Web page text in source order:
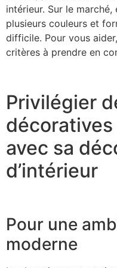
intérieur. Sur le
plusieurs couleurs et
difficile. Pour vous
critères à prendre en
Privilégier
avec sa
d’intérieur
Pour une
moderne